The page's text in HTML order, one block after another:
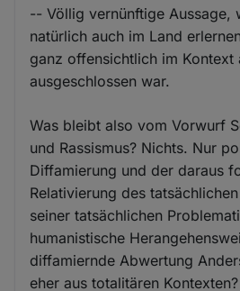
-- Völlig vernünftige Aussage,
natürlich auch im Land
ganz offensichtlich im Kontext
ausgeschlossen war.
Was bleibt also vom Vorwurf
und Rassismus? Nichts. Nur
Diffamierung und der daraus
Relativierung des
seiner tatsächlichen
humanistische
diffamiernde Abwertung
eher aus totalitären Kontexten?